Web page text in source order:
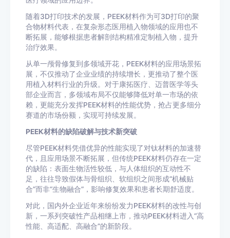
随着3D打印技术的发展，PEEK材料作为可3D打印的聚
合物材料代表，在复杂形态医用植入物领域的应用也不
断拓展，能够根据患者解剖结构精准定制植入物，提升
治疗效果。
从单一颅骨修复到多领域开花，PEEK材料的应用场景拓
展，不仅推动了企业业绩的持续增长，更推动了整个医
用植入材料行业的升级。对于康拓医疗、迈普医学等头
部企业而言，多领域布局不仅能够降低对单一市场的依
赖，更能充分发挥PEEK材料的性能优势，抢占更多细分
赛道的市场份额，实现可持续发展。
PEEK材料的缺陷破解与技术新突破
尽管PEEK材料凭借优异的性能实现了对钛材料的加速替
代，且应用场景不断拓展，但传统PEEK材料仍存在一定
的缺陷：表面生物活性较低，与人体组织的互动性不
足，往往导致假体与骨组织、软组织之间形成“机械贴
合”而非“生物融合”，影响修复效果和患者长期舒适度。
对此，国内外企业近年来纷纷发力PEEK材料的改性与创
新，一系列突破性产品相继上市，推动PEEK材料进入“高
性能、高适配、高融合”的新阶段。